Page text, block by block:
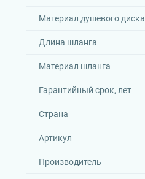
Материал душевого диска
Длина шланга
Материал шланга
Гарантийный срок, лет
Страна
Артикул
Производитель